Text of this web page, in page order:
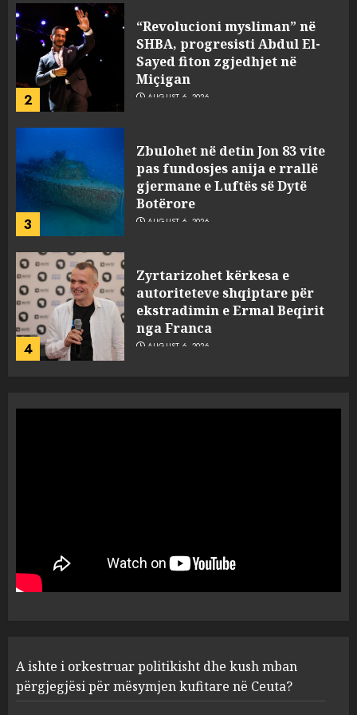
2
“Revolucioni mysliman” në
SHBA, progresisti Abdul El-
Sayed fiton zgjedhjet në
Miçigan
AUGUST 6, 2026
3
Zbulohet në detin Jon 83 vite
pas fundosjes anija e rrallë
gjermane e Luftës së Dytë
Botërore
AUGUST 6, 2026
4
Zyrtarizohet kërkesa e
autoriteteve shqiptare për
ekstradimin e Ermal Beqirit
nga Franca
AUGUST 6, 2026
A do të ketë rrezik për Tokën?
1
për mësymjen kufitare në
Ceuta?
AUGUST 6, 2026
SHBA, progresisti Abdul El-
Sayed fiton zgjedhjet në
Miçigan
A ishte i orkestruar politikisht dhe kush mban
përgjegjësi për mësymjen kufitare në Ceuta?